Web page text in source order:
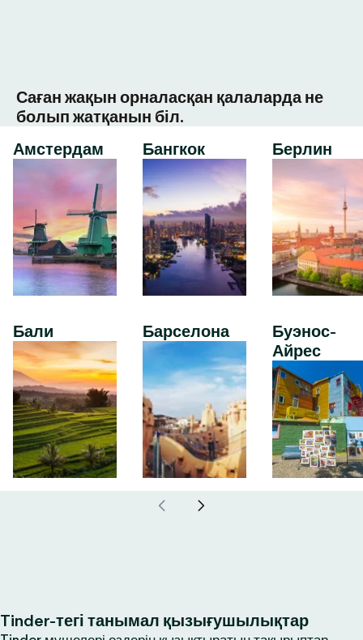
Саған жақын орналасқан қалаларда не
болып жатқанын біл.
Амстердам
Бали
Бангкок
Барселона
Берлин
Буэнос-
Айрес
Tinder-тегі танымал қызығушылықтар